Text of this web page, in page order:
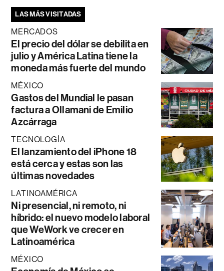
LAS MÁS VISITADAS
MERCADOS
El precio del dólar se debilita en
julio y América Latina tiene la
moneda más fuerte del mundo
MÉXICO
Gastos del Mundial le pasan
factura a Ollamani de Emilio
Azcárraga
TECNOLOGÍA
El lanzamiento del iPhone 18
está cerca y estas son las
últimas novedades
LATINOAMÉRICA
Ni presencial, ni remoto, ni
híbrido: el nuevo modelo laboral
que WeWork ve crecer en
Latinoamérica
MÉXICO